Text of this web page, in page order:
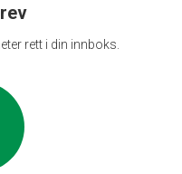
rett i din innboks.